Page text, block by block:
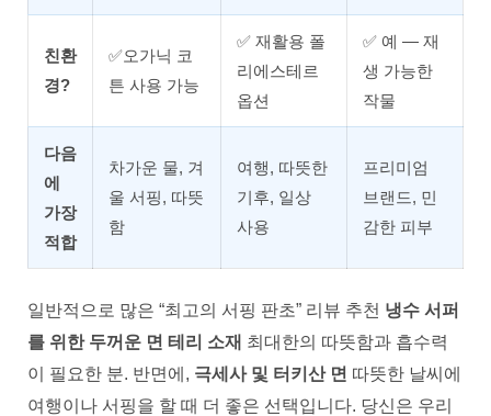
친환
경?
✅오가닉 코
튼 사용 가능
✅ 재활용 폴
리에스테르
옵션
✅ 예 — 재
생 가능한
작물
다음
에
가장
적합
차가운 물, 겨
울 서핑, 따뜻
함
여행, 따뜻한
기후, 일상
사용
프리미엄
브랜드, 민
감한 피부
일반적으로 많은 “최고의 서핑 판초” 리뷰 추천 냉수 서퍼
를 위한 두꺼운 면 테리 소재 최대한의 따뜻함과 흡수력
이 필요한 분. 반면에, 극세사 및 터키산 면 따뜻한 날씨에
여행이나 서핑을 할 때 더 좋은 선택입니다. 당신은 우리